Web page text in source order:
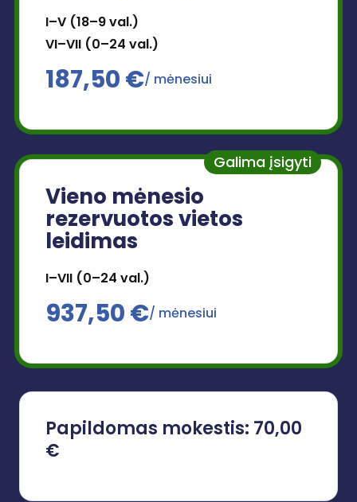
I–V (18–9 val.)
VI–VII (0–24 val.)
187,50 €/ mėnesiui
Galima įsigyti
Vieno mėnesio
rezervuotos vietos
leidimas
I–VII (0–24 val.)
937,50€/ mėnesiui
Papildomas mokestis: 70,00
€